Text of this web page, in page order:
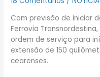
Com previsão de iniciar
Ferrovia
ordem de serviço para
extensão de 150
cearenses.